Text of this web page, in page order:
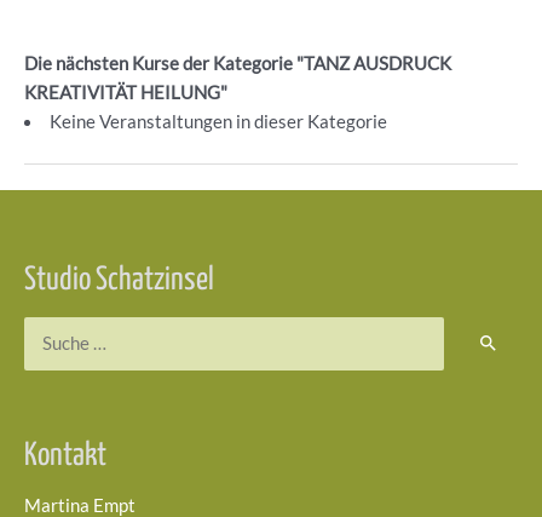
Die nächsten Kurse der Kategorie "TANZ AUSDRUCK
KREATIVITÄT HEILUNG"
Keine Veranstaltungen in dieser Kategorie
Studio Schatzinsel
Kontakt
Martina Empt